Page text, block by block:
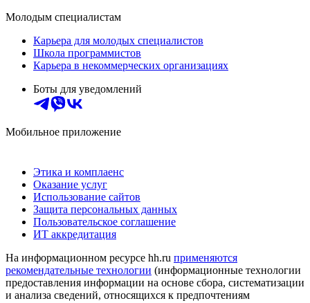
Молодым специалистам
Карьера для молодых специалистов
Школа программистов
Карьера в некоммерческих организациях
Боты для уведомлений
Мобильное приложение
Этика и комплаенс
Оказание услуг
Использование сайтов
Защита персональных данных
Пользовательское соглашение
ИТ аккредитация
На информационном ресурсе hh.ru применяются
рекомендательные технологии (информационные технологии
предоставления информации на основе сбора, систематизации
и анализа сведений, относящихся к предпочтениям